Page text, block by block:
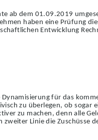
ab dem 01.09.2019
haben eine Prüfung
schaftlichen Entwicklung
für das
zu überlegen, ob sogar
zu machen, denn alle
Linie die Zuschüsse